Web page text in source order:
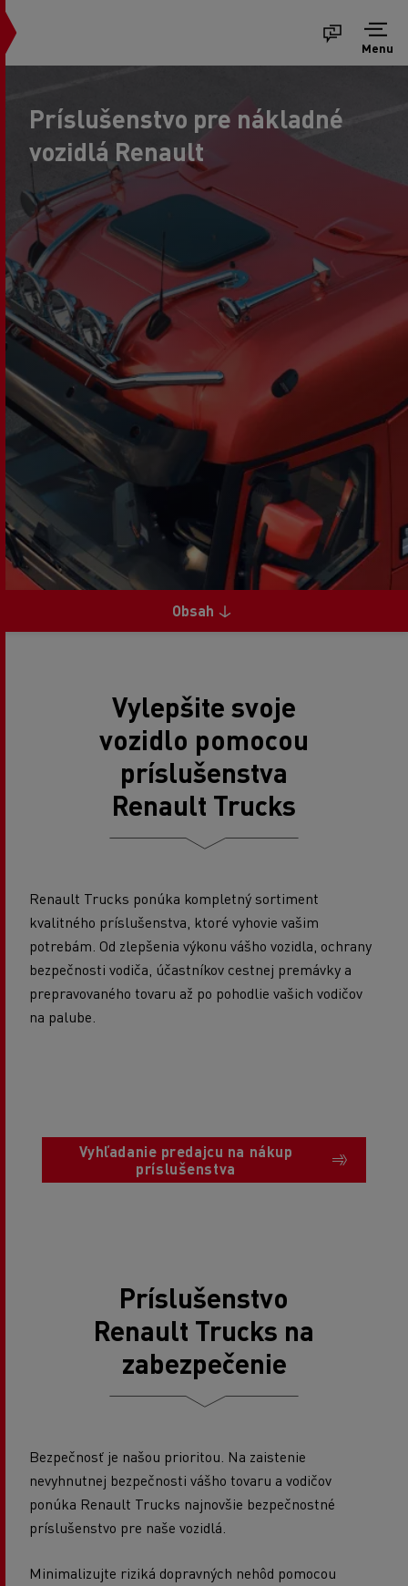
Menu
Príslušenstvo pre nákladné
vozidlá Renault
Obsah
Vylepšite svoje
vozidlo pomocou
príslušenstva
Renault Trucks
Renault Trucks ponúka kompletný sortiment
kvalitného príslušenstva, ktoré vyhovie vašim
potrebám. Od zlepšenia výkonu vášho vozidla, ochrany
bezpečnosti vodiča, účastníkov cestnej premávky a
prepravovaného tovaru až po pohodlie vašich vodičov
na palube.
Vyhľadanie predajcu na nákup
príslušenstva
Príslušenstvo
Renault Trucks na
zabezpečenie
Bezpečnosť je našou prioritou. Na zaistenie
nevyhnutnej bezpečnosti vášho tovaru a vodičov
ponúka Renault Trucks najnovšie bezpečnostné
príslušenstvo pre naše vozidlá.
Minimalizujte riziká dopravných nehôd pomocou